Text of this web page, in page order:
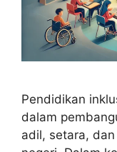
Pendidikan
dalam
adil, setara,